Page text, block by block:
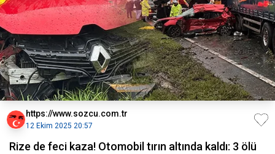
https://www.sozcu.com.tr
12 Ekim 2025 20:57
Rize de feci kaza! Otomobil tırın altında kaldı: 3 ölü